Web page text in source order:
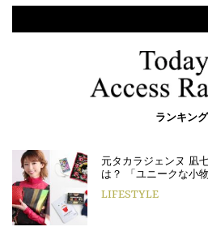
ランキング
元タカラジェンヌ 凪
は？ 「ユニークな小
LIFESTYLE